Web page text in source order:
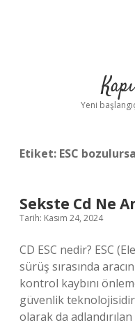
Yeni
Etiket: ESC
Sekste Cd Ne
Tarih: Kasım 24, 2024
CD ESC nedir? ESC
sürüş sırasında
kontrol kaybını
güvenlik
olarak da